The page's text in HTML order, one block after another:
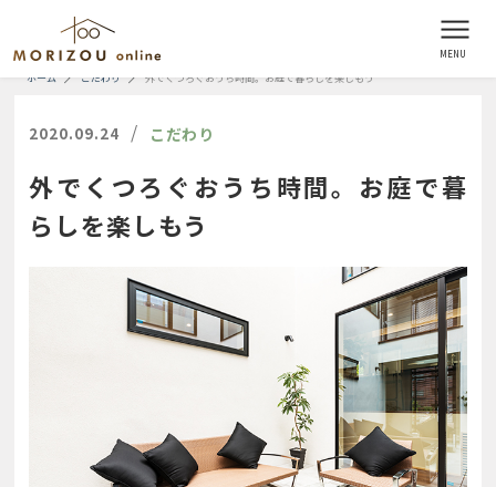
ホーム こだわり 外でくつろぐおうち時間。お庭で暮らしを楽しもう
2020.09.24 / こだわり
外でくつろぐおうち時間。お庭で暮
らしを楽しもう